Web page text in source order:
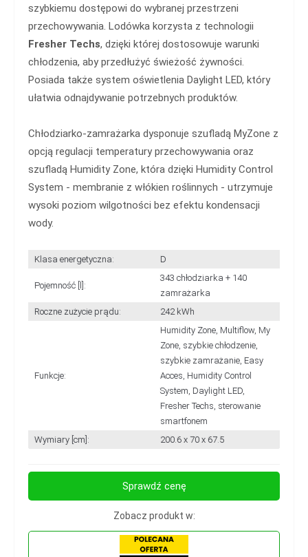
szybkiemu dostępowi do wybranej przestrzeni
przechowywania. Lodówka korzysta z technologii
Fresher Techs, dzięki której dostosowuje warunki
chłodzenia, aby przedłużyć świeżość żywności.
Posiada także system oświetlenia Daylight LED, który
ułatwia odnajdywanie potrzebnych produktów.
Chłodziarko-zamrażarka dysponuje szufladą MyZone z
opcją regulacji temperatury przechowywania oraz
szufladą Humidity Zone, która dzięki Humidity Control
System - membranie z włókien roślinnych - utrzymuje
wysoki poziom wilgotności bez efektu kondensacji
wody.
Klasa energetyczna: D
Pojemność [l]:
343 chłodziarka + 140
zamrażarka
Roczne zużycie prądu:
242 kWh
Funkcje:
Humidity Zone, Multiflow, My
Zone, szybkie chłodzenie,
szybkie zamrażanie, Easy
Acces, Humidity Control
System, Daylight LED,
Fresher Techs, sterowanie
smartfonem
Wymiary [cm]:
200.6 x 70 x 67.5
Sprawdź cenę
Zobacz produkt w: